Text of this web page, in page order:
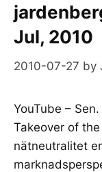
Jul, 2010
2010-07-27 by
YouTube –
Takeover of
nätneutralitet